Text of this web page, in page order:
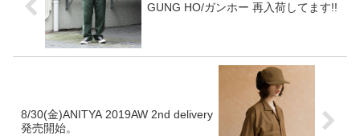
GUNG HO/ガンホー 再入荷してます!!
8/30(金)ANITYA 2019AW 2nd delivery
発売開始。